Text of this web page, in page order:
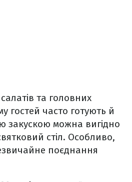
та головних
гостей часто готують й
закускою можна вигідно
стіл. Особливо,
поєднання